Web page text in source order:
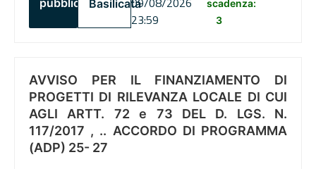
Basilicata
23:59
scadenza:
3
AVVISO PER IL FINANZIAMENTO DI
PROGETTI DI RILEVANZA LOCALE DI CUI
AGLI ARTT. 72 e 73 DEL D. LGS. N.
117/2017 , .. ACCORDO DI PROGRAMMA
(ADP) 25- 27